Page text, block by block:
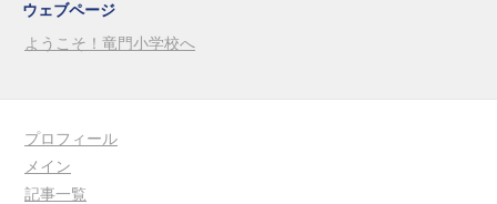
ウェブページ
ようこそ！竜門小学校へ
プロフィール
メイン
記事一覧